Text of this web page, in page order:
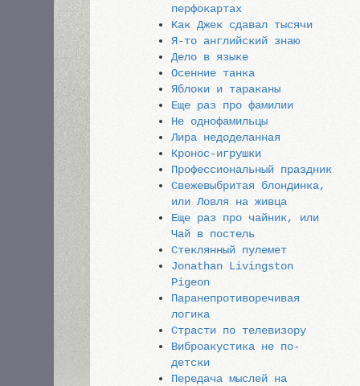
перфокартах
Как Джек сдавал тысячи
Я-то английский знаю
Дело в языке
Осенние танка
Яблоки и тараканы
Еще раз про фамилии
Не однофамильцы
Лира недоделанная
Кронос-игрушки
Профессиональный праздник
Свежевыбритая блондинка,
или Ловля на живца
Еще раз про чайник, или
Чай в постель
Стеклянный пулемет
Jonathan Livingston
Pigeon
Паранепротиворечивая
логика
Страсти по телевизору
Виброакустика не по-
детски
Передача мыслей на